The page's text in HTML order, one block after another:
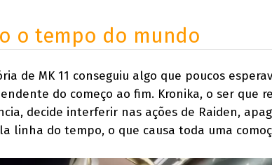
o tempo do mundo
de MK 11 conseguiu algo que poucos
do começo ao fim. Kronika, o ser que
decide interferir nas ações de Raiden,
linha do tempo, o que causa toda uma